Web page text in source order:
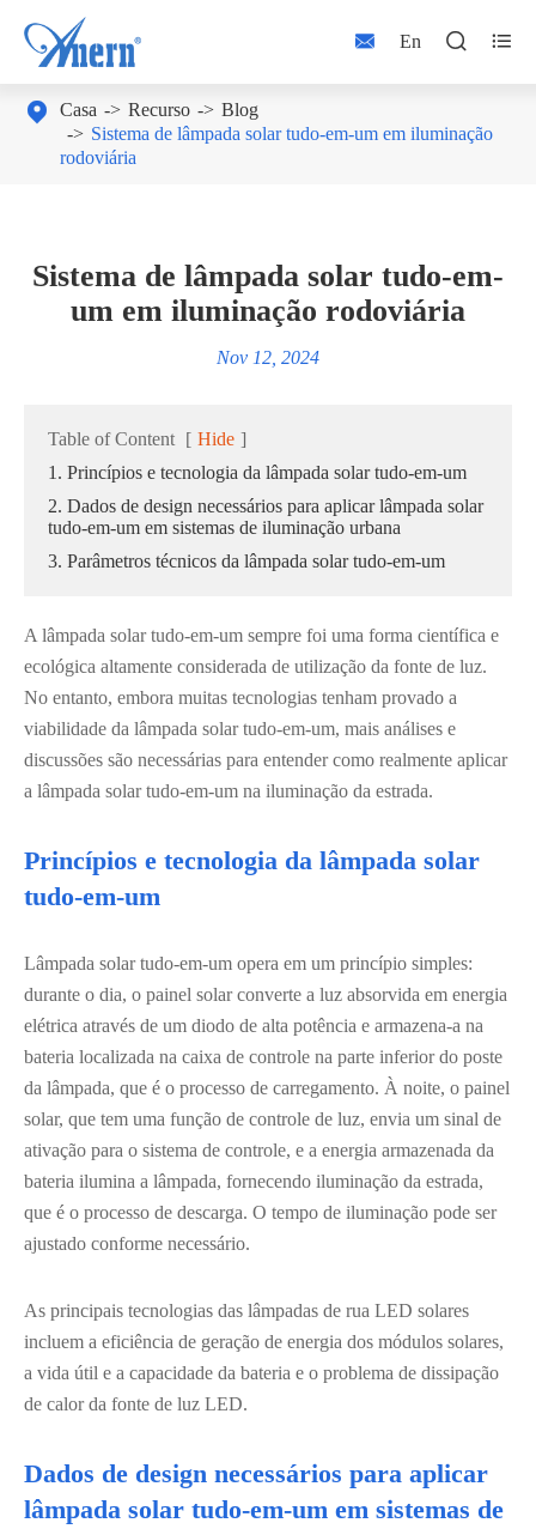
 En  
 Casa Recurso
Blog
Sistema de lâmpada solar tudo-em-um em iluminação
rodoviária
Sistema de lâmpada solar tudo-em-
um em iluminação rodoviária
Nov 12, 2024
Table of Content [ Hide ]
1. Princípios e tecnologia da lâmpada solar tudo-em-um
2. Dados de design necessários para aplicar lâmpada solar
tudo-em-um em sistemas de iluminação urbana
3. Parâmetros técnicos da lâmpada solar tudo-em-um
A lâmpada solar tudo-em-um sempre foi uma forma científica e
ecológica altamente considerada de utilização da fonte de luz.
No entanto, embora muitas tecnologias tenham provado a
viabilidade da lâmpada solar tudo-em-um, mais análises e
discussões são necessárias para entender como realmente aplicar
a lâmpada solar tudo-em-um na iluminação da estrada.
Princípios e tecnologia da lâmpada solar
tudo-em-um
Lâmpada solar tudo-em-um opera em um princípio simples:
durante o dia, o painel solar converte a luz absorvida em energia
elétrica através de um diodo de alta potência e armazena-a na
bateria localizada na caixa de controle na parte inferior do poste
da lâmpada, que é o processo de carregamento. À noite, o painel
solar, que tem uma função de controle de luz, envia um sinal de
ativação para o sistema de controle, e a energia armazenada da
bateria ilumina a lâmpada, fornecendo iluminação da estrada,
que é o processo de descarga. O tempo de iluminação pode ser
ajustado conforme necessário.
As principais tecnologias das lâmpadas de rua LED solares
incluem a eficiência de geração de energia dos módulos solares,
a vida útil e a capacidade da bateria e o problema de dissipação
de calor da fonte de luz LED.
Dados de design necessários para aplicar
lâmpada solar tudo-em-um em sistemas de